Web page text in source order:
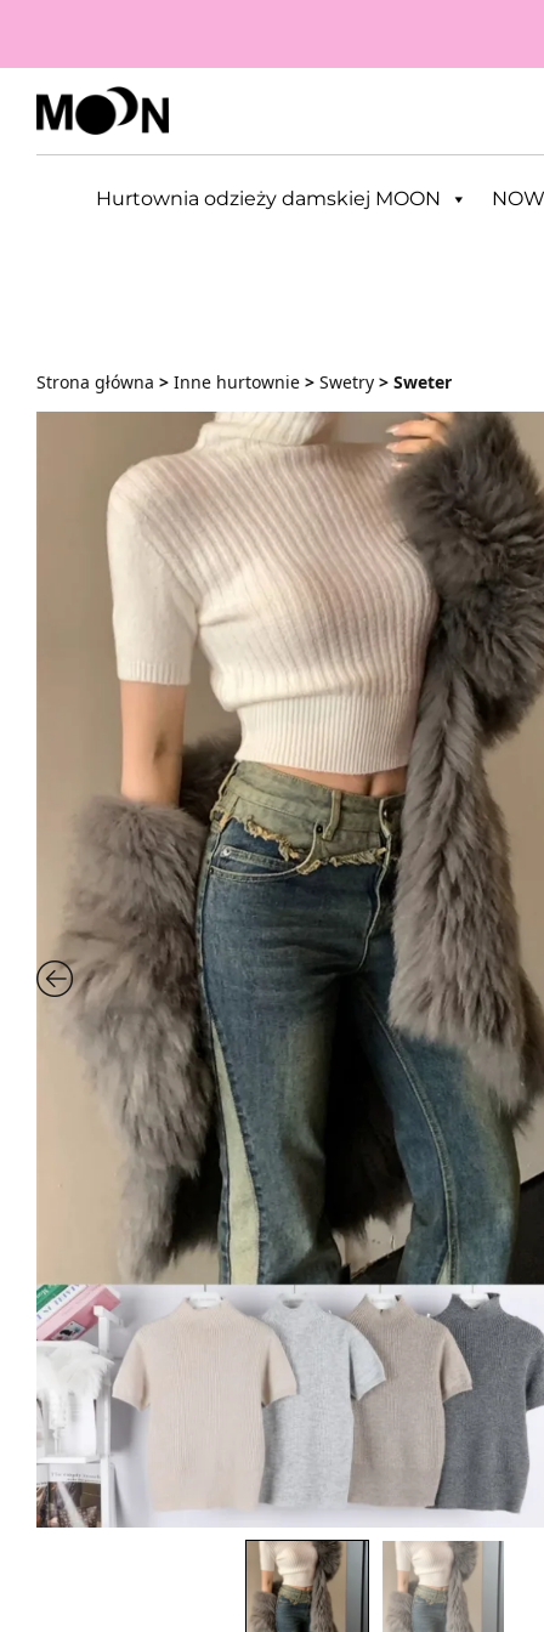
Przejdź do zawartości
Hurtownia odzieży damskiej MOON
Strona główna > Inne hurtownie > Swetry > Sweter